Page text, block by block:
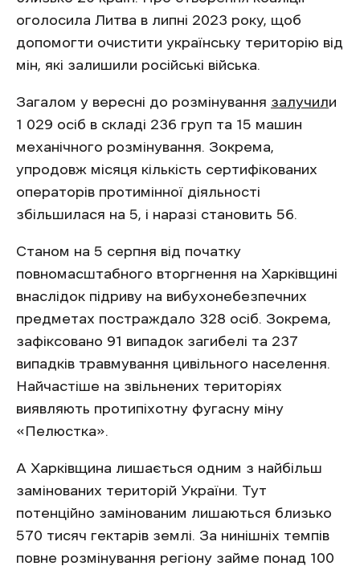
оголосила Литва в липні 2023 року, щоб
допомогти очистити українську територію від
мін, які залишили російські війська.
Загалом у вересні до розмінування залучили
1 029 осіб в складі 236 груп та 15 машин
механічного розмінування. Зокрема,
упродовж місяця кількість сертифікованих
операторів протимінної діяльності
збільшилася на 5, і наразі становить 56.
Станом на 5 серпня від початку
повномасштабного вторгнення на Харківщині
внаслідок підриву на вибухонебезпечних
предметах постраждало 328 осіб. Зокрема,
зафіксовано 91 випадок загибелі та 237
випадків травмування цивільного населення.
Найчастіше на звільнених територіях
виявляють протипіхотну фугасну міну
«Пелюстка».
А Харківщина лишається одним з найбільш
замінованих територій України. Тут
потенційно замінованим лишаються близько
570 тисяч гектарів землі. За нинішніх темпів
повне розмінування регіону займе понад 100